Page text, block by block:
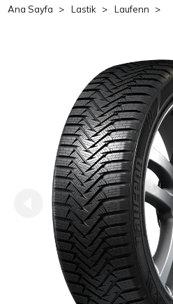
Ana Sayfa Lastik Laufenn